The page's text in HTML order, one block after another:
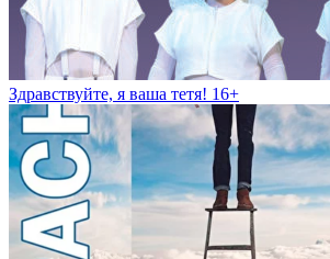
Здравствуйте, я ваша тетя! 16+